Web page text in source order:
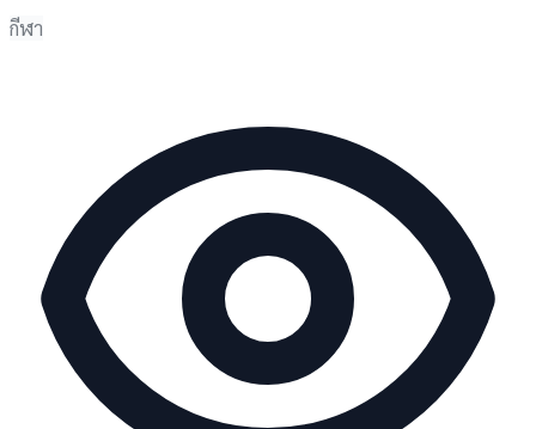
กีฬา